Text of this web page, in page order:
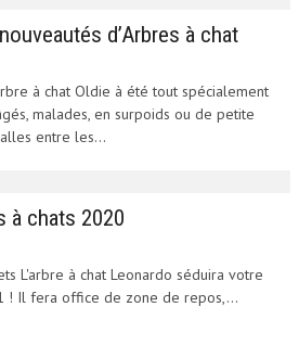
d’Arbres à chat
à chat Oldie à été tout spécialement
malades, en surpoids ou de petite
entre les...
à chats 2020
L'arbre à chat Leonardo séduira votre
! Il fera office de zone de repos,...